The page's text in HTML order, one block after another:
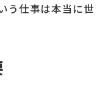
う仕事は本当に世